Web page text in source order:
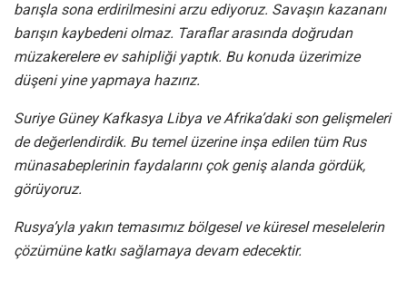
barışla sona erdirilmesini arzu ediyoruz. Savaşın kazananı
barışın kaybedeni olmaz. Taraflar arasında doğrudan
müzakerelere ev sahipliği yaptık. Bu konuda üzerimize
düşeni yine yapmaya hazırız.
Suriye Güney Kafkasya Libya ve Afrika’daki son gelişmeleri
de değerlendirdik. Bu temel üzerine inşa edilen tüm Rus
münasabeplerinin faydalarını çok geniş alanda gördük,
görüyoruz.
Rusya’yla yakın temasımız bölgesel ve küresel meselelerin
çözümüne katkı sağlamaya devam edecektir.